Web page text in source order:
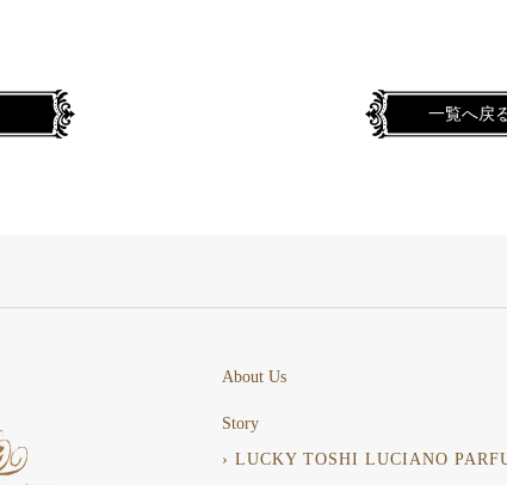
一覧へ戻
About Us
Story
› LUCKY TOSHI LUCIANO